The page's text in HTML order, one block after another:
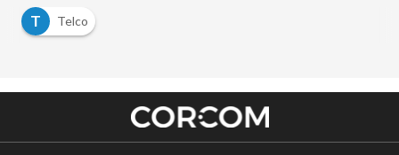
T
Telco